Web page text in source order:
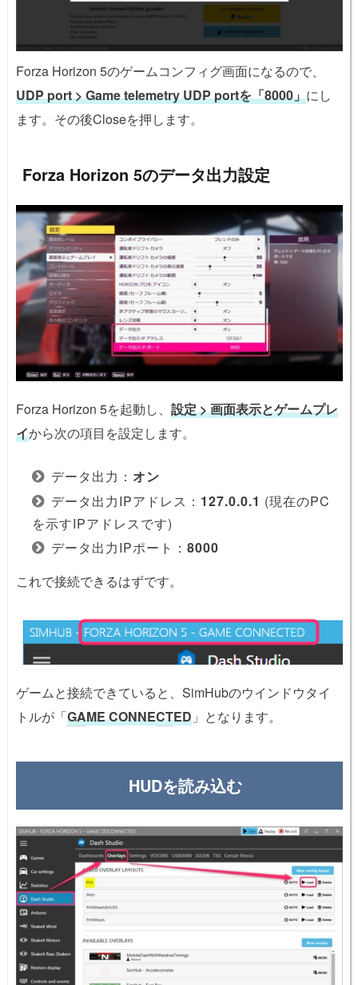
Forza Horizon 5のゲームコンフィグ画面になるので、
UDP port > Game telemetry UDP portを「8000」にし
ます。その後Closeを押します。
Forza Horizon 5のデータ出力設定
Forza Horizon 5を起動し、 設定 > 画面表示とゲームプレ
イから次の項目を設定します。
データ出力： オン
データ出力IPアドレス： 127.0.0.1 (現在のPC
を示すIPアドレスです)
データ出力IPポート： 8000
これで接続できるはずです。
ゲームと接続できていると、SimHubのウインドウタイ
トルが「GAME CONNECTED 」となります。
HUDを読み込む